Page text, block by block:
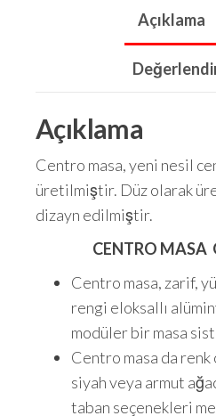
Açıklama
Açıklama
Centro masa, yeni nesil
üretilmiştir. Düz olarak
dizayn edilmiştir.
CENTRO MASA
Centro masa, zarif,
rengi eloksallı
modüler bir masa
Centro masa da renk
siyah veya armut
taban seçenekleri